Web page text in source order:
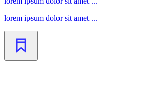
lorem ipsum dolor sit amet ...